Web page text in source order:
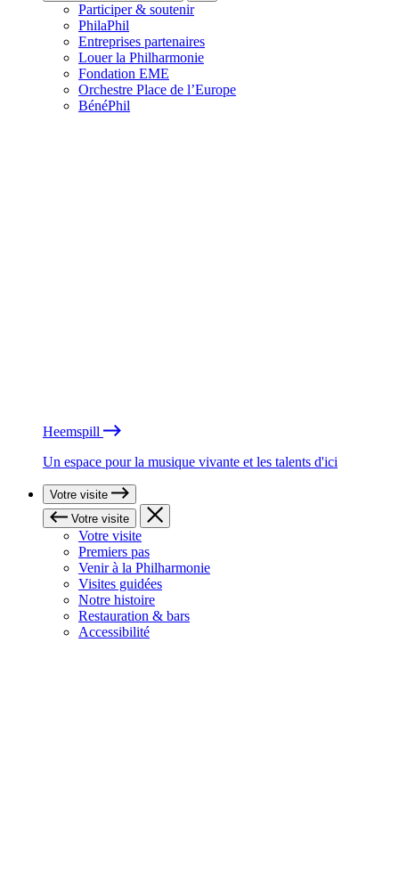
Participer & soutenir
PhilaPhil
Entreprises partenaires
Louer la Philharmonie
Fondation EME
Orchestre Place de l’Europe
BénéPhil
Heemspill
Un espace pour la musique vivante et les talents d'ici
Votre visite
Votre visite
Votre visite
Premiers pas
Venir à la Philharmonie
Visites guidées
Notre histoire
Restauration & bars
Accessibilité